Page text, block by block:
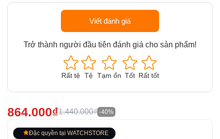
Viết đánh giá
Trở thành người đầu tiên đánh giá cho sản phẩm!
Rất tệ Tệ Tạm ổn Tốt Rất tốt
864.000₫1.440.000₫ -40%
Đặc quyền tại WATCHSTORE